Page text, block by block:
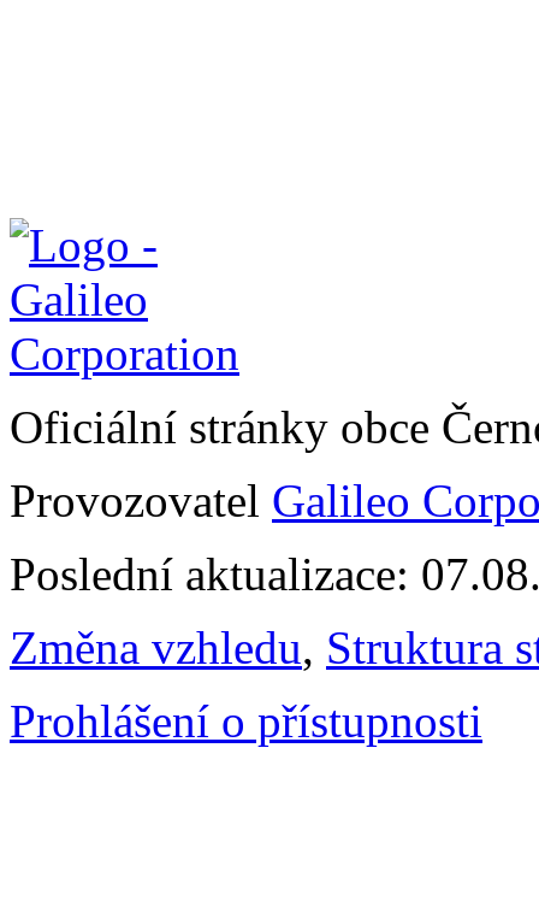
Oficiální stránky obce
Provozovatel Galileo
Poslední aktualizace:
Změna vzhledu, Struktura
Prohlášení o přístupnosti